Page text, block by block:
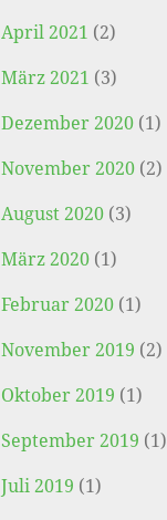
April 2021 (2)
März 2021 (3)
Dezember 2020(1)
November 2020(2)
August 2020(3)
März 2020(1)
Februar 2020(1)
November 2019 (2)
Oktober 2019 (1)
September 2019 (1)
Juli 2019 (1)